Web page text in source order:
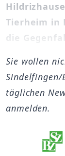
Tierheim in
die
Sie wollen
Sindelfingen/
täglichen
anmelden.